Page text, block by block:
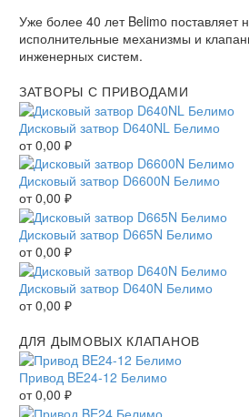
Уже более 40 лет Belimo поставляет
исполнительные механизмы и
инженерных систем.
ЗАТВОРЫ С ПРИВОДАМИ
Дисковый затвор D640NL Белимо
от0,00 ₽
Дисковый затвор D6600N Белимо
от0,00 ₽
Дисковый затвор D665N Белимо
от0,00 ₽
Дисковый затвор D640N Белимо
от0,00 ₽
ДЛЯ ДЫМОВЫХ КЛАПАНОВ
Привод BE24-12 Белимо
от0,00 ₽